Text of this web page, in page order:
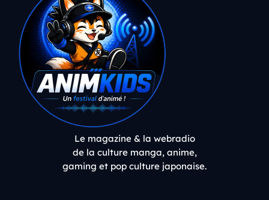
Le magazine & la webradio
de la culture manga, anime,
gaming et pop culture japonaise.